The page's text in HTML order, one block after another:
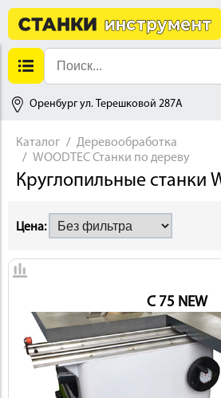
Оренбург ул. Терешковой 287А
ДЕРЕВООБРАБОТКА
Каталог
Деревообработка
WOODTEC Станки по дереву
Круглопильные станки
Цена:
C 75 NEW